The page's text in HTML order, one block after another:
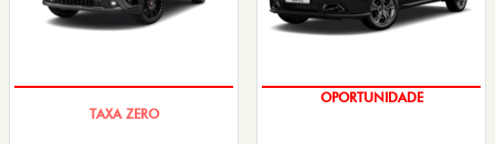
OPORTUNIDADE